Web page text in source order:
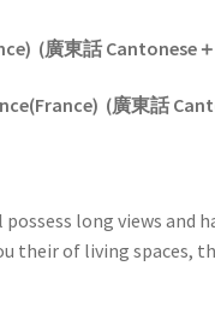
(廣東話Cantonese
(France) (廣東話
long views and
their of living